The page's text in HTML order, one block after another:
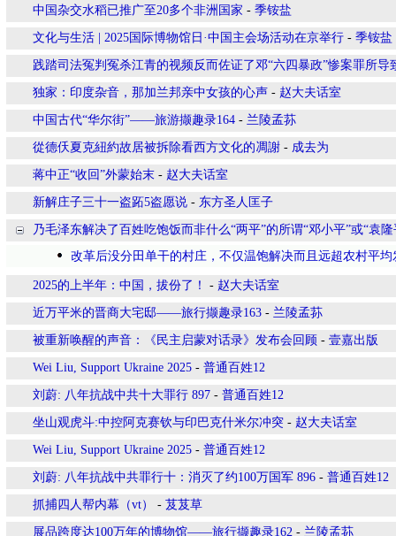
中国杂交水稻已推广至20多个非洲国家 - 季铵盐
文化与生活 | 2025国际博物馆日·中国主会场活动在京举行 - 季铵盐
践踏司法冤判冤杀江青的视频反而佐证了邓“六四暴政”惨案罪所
独家：印度杂音，那加兰邦亲中女孩的心声 - 赵大夫话室
中国古代“华尔街”——旅游撷趣录164 - 兰陵孟荪
從德仸夏克紐約故居被拆除看西方文化的凋謝 - 成去为
蒋中正“收回”外蒙始末 - 赵大夫话室
新解庄子三十一盗跖5盗愿说 - 东方圣人匡子
乃毛泽东解决了百姓吃饱饭而非什么“两平”的所谓“邓小平”或“袁隆
改革后没分田单干的村庄，不仅温饱解决而且远超农村平均
2025的上半年：中国，拔份了！ - 赵大夫话室
近万平米的晋商大宅邸——旅行撷趣录163 - 兰陵孟荪
被重新唤醒的声音：《民主启蒙对话录》发布会回顾 - 壹嘉出版
Wei Liu, Support Ukraine 2025 - 普通百姓12
刘蔚: 八年抗战中共十大罪行 897 - 普通百姓12
坐山观虎斗:中控阿克赛钦与印巴克什米尔冲突 - 赵大夫话室
Wei Liu, Support Ukraine 2025 - 普通百姓12
刘蔚: 八年抗战中共罪行十：消灭了约100万国军 896 - 普通百姓12
抓捕四人帮内幕（vt） - 芨芨草
展品跨度达100万年的博物馆——旅行撷趣录162 - 兰陵孟荪